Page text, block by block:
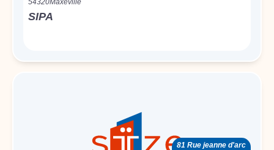
54320Maxeville
SIPA
81 Rue jeanne d'arc